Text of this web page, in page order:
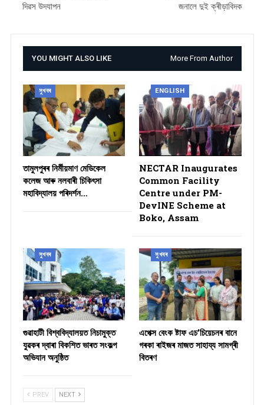
দিৱস উদযাপন
জনালে দুই ক্ৰীড়াবিদক
YOU MIGHT ALSO LIKE More From Author
সুখবৰ
তামুলপুৰৰ নিৰ্মীয়মাণ মেডিকেল
কলেজ আৰু নলবাৰী চিকিৎসা
মহাবিদ্যালয় পৰিদৰ্শন…
ENGLISH
NECTAR Inaugurates
Common Facility
Centre under PM-
DevINE Scheme at
Boko, Assam
সুখবৰ
গুৱাহাটী বিশ্ববিদ্যালয়ত নিচামুক্ত
যুৱকৰ দ্বাৰা বিকশিত ভাৰত সংকল্প
অভিযান অনুষ্ঠিত
সুখবৰ
​এপেক্স বেংক ষ্টাফ এচ’চিয়েচনৰ বানে
গৰকা ৰাইজৰ মাজত সাহায্য সামগ্ৰী
বিতৰণ ​
PREV NEXT